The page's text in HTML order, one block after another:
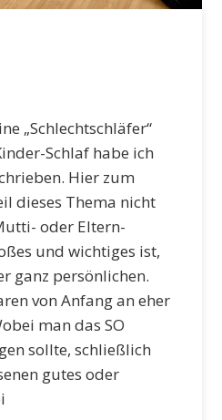
„Schlechtschläfer“
Schlaf habe ich
Hier zum
dieses Thema nicht
oder Eltern-
und wichtiges ist,
ganz persönlichen.
von Anfang an eher
man das SO
sollte, schließlich
gutes oder